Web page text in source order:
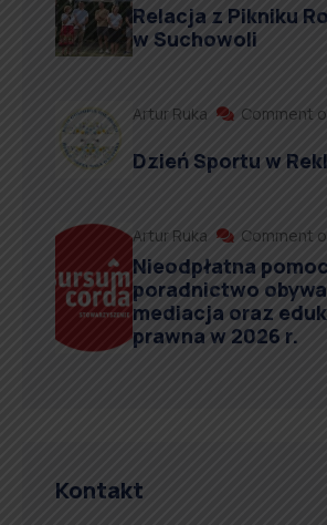
Relacja z Pikniku
w Suchowoli
Artur Ruka Comment
Dzień Sportu w
Artur Ruka Comment
Nieodpłatna
poradnictwo
mediacja oraz
prawna w 2026 r.
Kontakt